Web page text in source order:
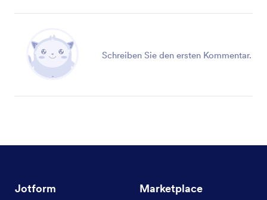
Schreiben Sie den ersten Kommentar.
Jotform Marketplace